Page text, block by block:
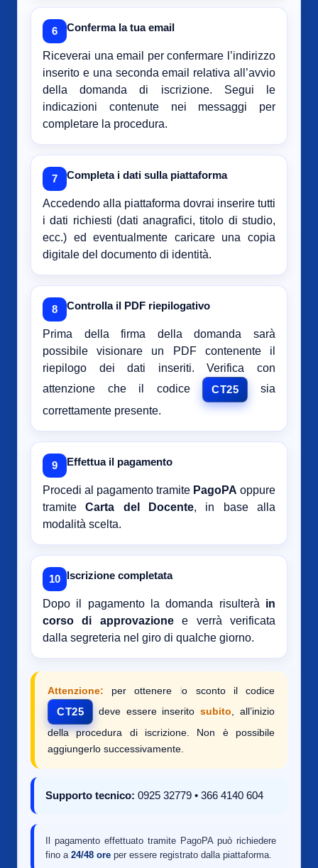
6 Conferma la tua email
Riceverai una email per confermare l’indirizzo
inserito e una seconda email relativa all’avvio
della domanda di iscrizione. Segui le
indicazioni contenute nei messaggi per
completare la procedura.
7 Completa i dati sulla piattaforma
Accedendo alla piattaforma dovrai inserire tutti
i dati richiesti (dati anagrafici, titolo di studio,
ecc.) ed eventualmente caricare una copia
digitale del documento di identità.
8 Controlla il PDF riepilogativo
Prima della firma della domanda sarà
possibile visionare un PDF contenente il
riepilogo dei dati inseriti. Verifica con
attenzione che il codice
CT25
sia
correttamente presente.
9 Effettua il pagamento
Procedi al pagamento tramite PagoPA oppure
tramiteCarta del Docente, in base alla
modalità scelta.
10 Iscrizione completata
Dopo il pagamento la domanda risulterà in
corso di approvazionee verrà verificata
dalla segreteria nel giro di qualche giorno.
Attenzione: per ottenere lo sconto il codice
CT25 deve essere inseritosubito , all’inizio
della procedura di iscrizione. Non è possibile
aggiungerlo successivamente.
Supporto tecnico: 0925 32779 • 366 4140 604
Il pagamento effettuato tramite PagoPA può richiedere
fino a 24/48 ore per essere registrato dalla piattaforma.